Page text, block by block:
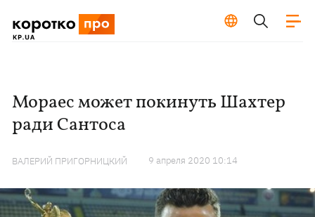
Мораес может покинуть Шахтер
ради Сантоса
ВАЛЕРИЙ ПРИГОРНИЦКИЙ 9 апреля 2020 10:14